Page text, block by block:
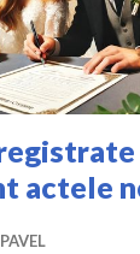
actele